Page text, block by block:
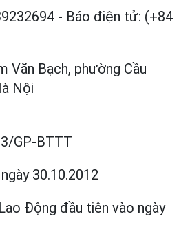
- Báo điện tử: (+84
Văn Bạch, phường Cầu
Nội
GP-BTTT
ngày 30.10.2012
Động đầu tiên vào ngày